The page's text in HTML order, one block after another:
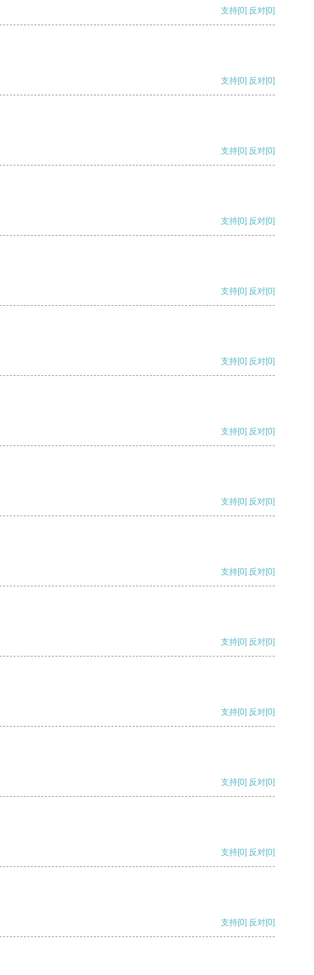
支持[0] 反对[0]
支持[0] 反对[0]
支持[0] 反对[0]
支持[0] 反对[0]
支持[0] 反对[0]
支持[0] 反对[0]
支持[0] 反对[0]
支持[0] 反对[0]
支持[0] 反对[0]
支持[0] 反对[0]
支持[0] 反对[0]
支持[0] 反对[0]
支持[0] 反对[0]
支持[0] 反对[0]